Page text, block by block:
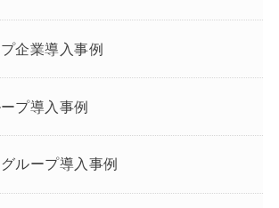
企業導入事例
プ導入事例
ループ導入事例